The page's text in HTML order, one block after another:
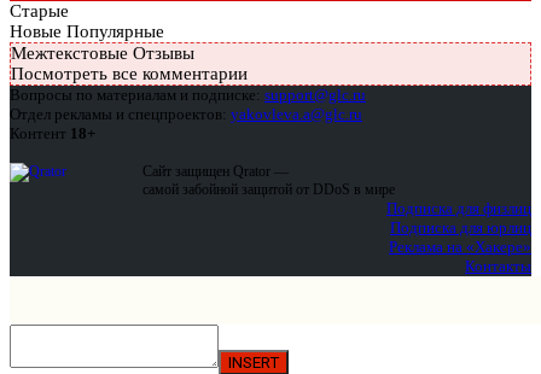
Старые
Новые Популярные
Межтекстовые Отзывы
Посмотреть все комментарии
Вопросы по материалам и подписке: support@glc.ru
Отдел рекламы и спецпроектов: yakovleva.a@glc.ru
Контент 18+
Сайт защищен Qrator —
самой забойной защитой от DDoS в мире
Подписка для физлиц
Подписка для юрлиц
Реклама на «Хакере»
Контакты
INSERT